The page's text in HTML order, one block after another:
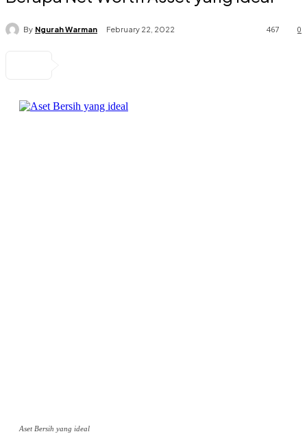
By Ngurah Warman February 22, 2022 0
467
Aset Bersih yang ideal